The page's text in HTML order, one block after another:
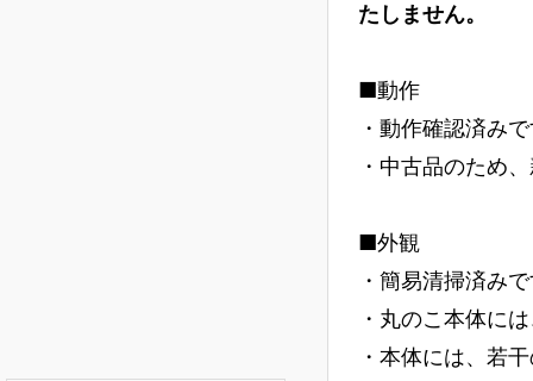
たしません。
■動作
・動作確認済み
・中古品のため
■外観
・簡易清掃済み
・丸のこ本体に
・本体には、若